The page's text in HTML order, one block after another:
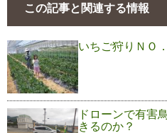
この記事と関連する情報
いちご狩りＮＯ
ドローンで有害
きるのか？